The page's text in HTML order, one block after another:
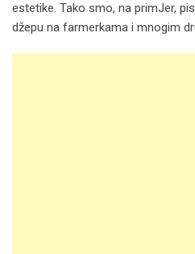
estetike. Tako smo, na primJer,
džepu na farmerkama i mnogim